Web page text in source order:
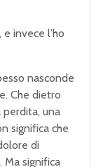
invece l’ho
nasconde
Che dietro
perdita, una
significa che
di
Ma significa